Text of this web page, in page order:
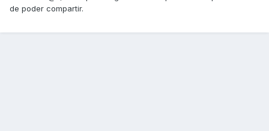
de poder compartir.